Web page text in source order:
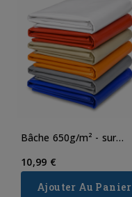
Bâche 650g/m² - sur
10,99 €
Ajouter Au Panier